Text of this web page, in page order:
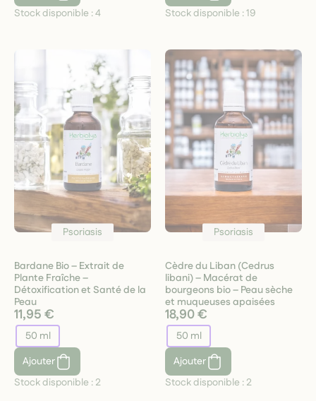
Stock disponible :4
Stock disponible :19
Psoriasis
Bardane Bio – Extrait de
Plante Fraîche –
Détoxification et Santé de la
Peau
11,95 €
50 ml
Ajouter
Stock disponible : 2
Psoriasis
Cèdre du Liban (Cedrus
libani) – Macérat de
bourgeons bio – Peau sèche
et muqueuses apaisées
18,90 €
50 ml
Ajouter
Stock disponible : 2